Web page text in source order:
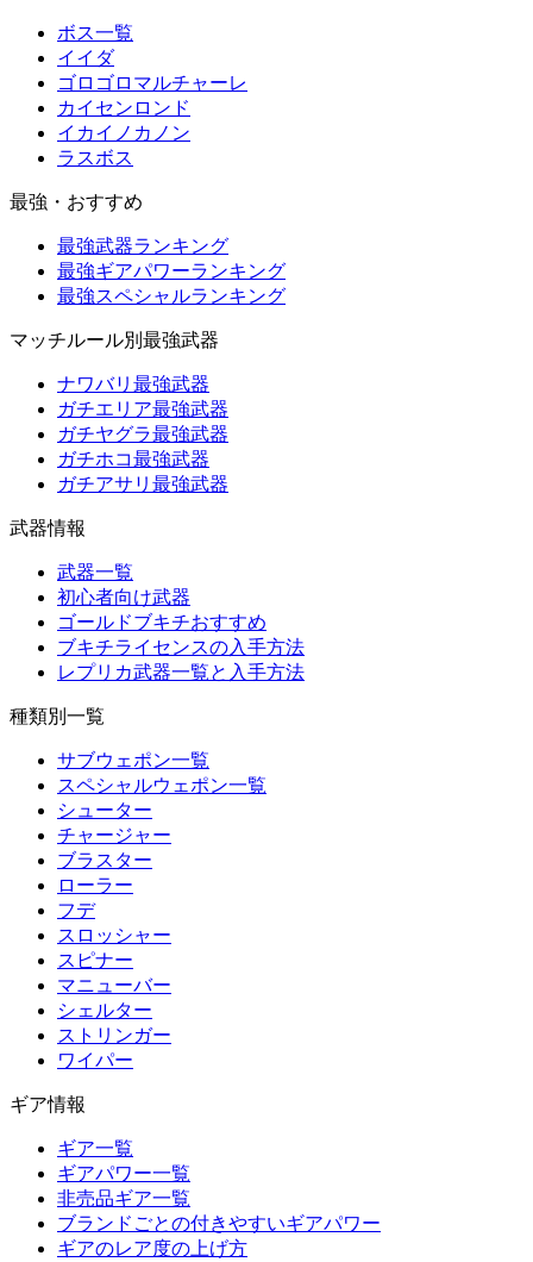
ボス一覧
イイダ
ゴロゴロマルチャーレ
カイセンロンド
イカイノカノン
ラスボス
最強・おすすめ
最強武器ランキング
最強ギアパワーランキング
最強スペシャルランキング
マッチルール別最強武器
ナワバリ最強武器
ガチエリア最強武器
ガチヤグラ最強武器
ガチホコ最強武器
ガチアサリ最強武器
武器情報
武器一覧
初心者向け武器
ゴールドブキチおすすめ
ブキチライセンスの入手方法
レプリカ武器一覧と入手方法
種類別一覧
サブウェポン一覧
スペシャルウェポン一覧
シューター
チャージャー
ブラスター
ローラー
フデ
スロッシャー
スピナー
マニューバー
シェルター
ストリンガー
ワイパー
ギア情報
ギア一覧
ギアパワー一覧
非売品ギア一覧
ブランドごとの付きやすいギアパワー
ギアのレア度の上げ方